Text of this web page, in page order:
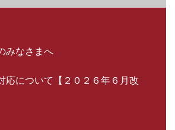
みなさまへ
応について【２０２６年６月改